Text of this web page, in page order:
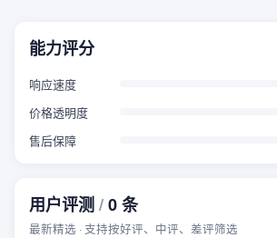
能力评分
响应速度
价格透明度
售后保障
用户评测/0条
最新精选 · 支持按好评、中评、差评筛选